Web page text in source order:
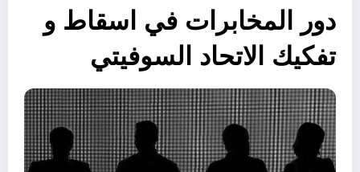
دور المخابرات في اسقاط و
تفكيك الاتحاد السوفيتي